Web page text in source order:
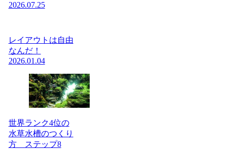
2026.07.25
レイアウトは自由
なんだ！
2026.01.04
世界ランク4位の
水草水槽のつくり
方 ステップ8